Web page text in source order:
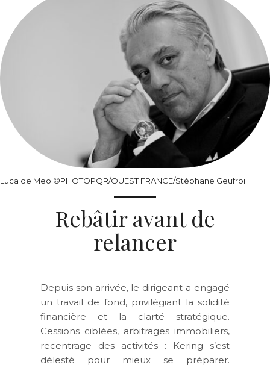
Luca de Meo ©PHOTOPQR/OUEST FRANCE/Stéphane Geufroi
Rebâtir avant de
relancer
Depuis son arrivée, le dirigeant a engagé
un travail de fond, privilégiant la solidité
financière et la clarté stratégique.
Cessions ciblées, arbitrages immobiliers,
recentrage des activités : Kering s’est
délesté pour mieux se préparer.